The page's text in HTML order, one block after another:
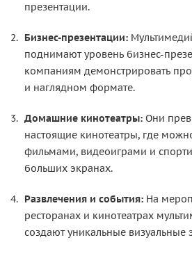
презентации.
Бизнес-презентации:
поднимают уровень бизнес-
компаниям демонстрировать
и наглядном формате.
Домашние кинотеатры: Они
настоящие кинотеатры, где
фильмами, видеоиграми и
больших экранах.
Развлечения и события: На
ресторанах и кинотеатрах
создают уникальные